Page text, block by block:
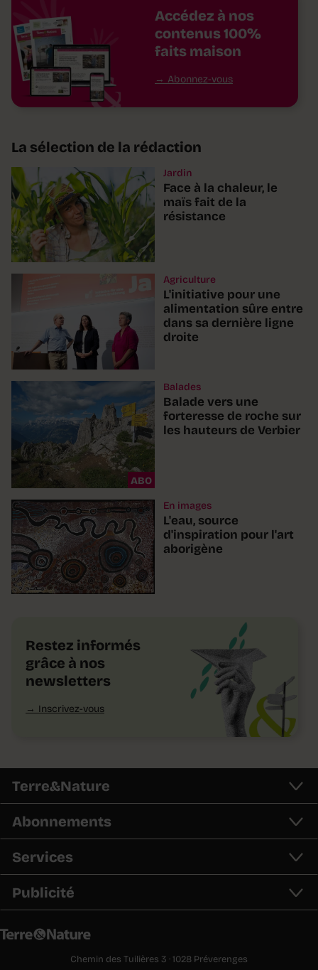
Accédez à nos
contenus 100%
faits maison
Abonnez-vous
La sélection de la rédaction
Jardin
Face à la chaleur, le
maïs fait de la
résistance
Agriculture
L'initiative pour une
alimentation sûre entre
dans sa dernière ligne
droite
ABO
Balades
Balade vers une
forteresse de roche sur
les hauteurs de Verbier
En images
L'eau, source
d'inspiration pour l'art
aborigène
Restez informés
grâce à nos
newsletters
Inscrivez-vous
Terre&Nature
Abonnements
Services
Publicité
Chemin des Tuilières 3 · 1028 Préverenges